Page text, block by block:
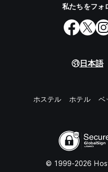
私たちをフォ
日本語
ホステル ホテル ベ
© 1999-2026